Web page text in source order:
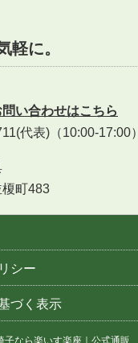
軽に。
い合わせはこちら
代表)（10:00-17:00）
町483
シー
づく表示
子なら楽いす楽座｜公式通販